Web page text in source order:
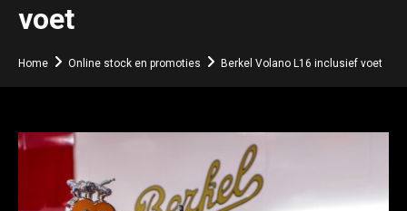
voet
Home Online stock en promoties Berkel Volano L16 inclusief voet